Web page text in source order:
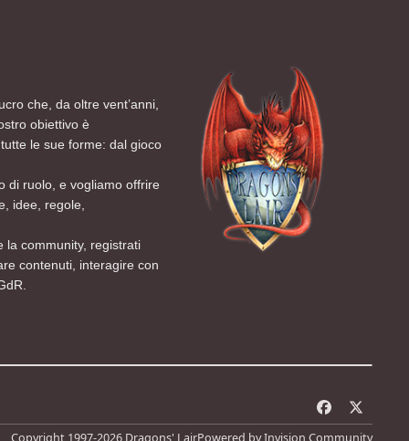
che, da oltre vent’anni,
obiettivo è
le sue forme: dal gioco
di ruolo, e vogliamo offrire
idee, regole,
la community, registrati
contenuti, interagire con
a
Copyright 1997-2026 Dragons' LairPowered byInvision Community